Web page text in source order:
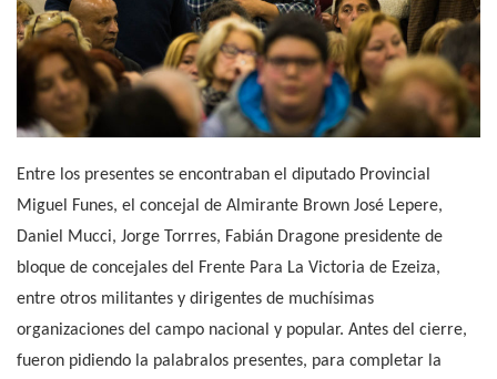
Entre los presentes se encontraban el diputado Provincial
Miguel Funes, el concejal de Almirante Brown José Lepere,
Daniel Mucci, Jorge Torrres, Fabián Dragone presidente de
bloque de concejales del Frente Para La Victoria de Ezeiza,
entre otros militantes y dirigentes de muchísimas
organizaciones del campo nacional y popular. Antes del cierre,
fueron pidiendo la palabralos presentes, para completar la